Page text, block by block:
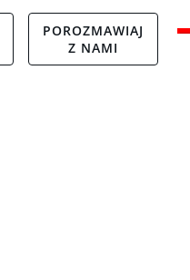
POROZMAWIAJ
Z NAMI